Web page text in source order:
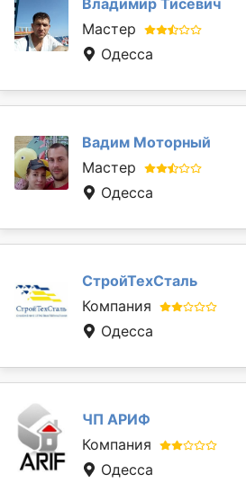
Мастер
Одесса
Вадим Моторный
Мастер
Одесса
СтройТехCталь
Компания
Одесса
ЧП АРИФ
Компания
Одесса